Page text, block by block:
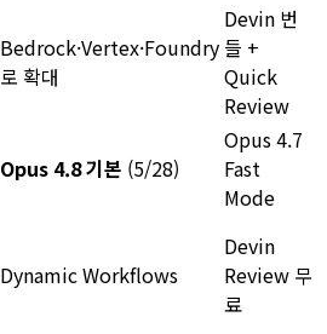
Bedrock·Vertex·Foundry
로 확대
Devin 번
들 +
Quick
Review
Opus 4.8 기본 (5/28)
Opus 4.7
Fast
Mode
Dynamic Workflows
Devin
Review 무
료